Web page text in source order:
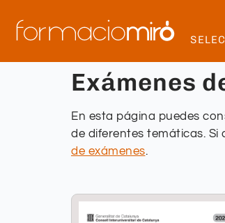
Exámenes
En esta página puedes
de diferentes temáticas. Si
de exámenes.